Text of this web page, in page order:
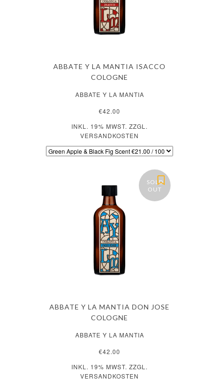
ABBATE Y LA MANTIA ISACCO
COLOGNE
ABBATE Y LA MANTIA
€42.00
INKL. 19% MWST. ZZGL.
VERSANDKOSTEN
SOLD
OUT
ABBATE Y LA MANTIA DON JOSE
COLOGNE
ABBATE Y LA MANTIA
€42.00
INKL. 19% MWST. ZZGL.
VERSANDKOSTEN